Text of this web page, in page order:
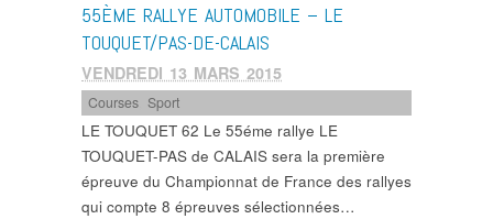
55ÈME RALLYE AUTOMOBILE – LE
TOUQUET/PAS-DE-CALAIS
VENDREDI 13 MARS 2015
Courses ,Sport
LE TOUQUET 62 Le 55éme rallye LE
TOUQUET-PAS de CALAIS sera la première
épreuve du Championnat de France des rallyes
qui compte 8 épreuves sélectionnées…